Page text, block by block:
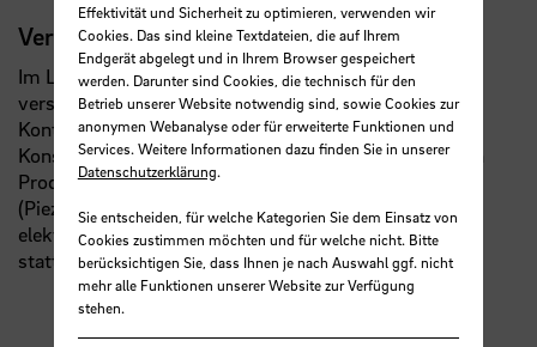
Veranstaltungen
Im Labor Konstruktion und Neue Aktorik finden
verschiedene Lehrveranstaltungen im
Kontext der technischen Mechanik, der mechanischen
Konstruktion, des technischen Zeichnens, der digitalen
Produktentwicklung sowie zur Neuen Aktorik
(Piezoaktoren, Formgedächtnisaktoren, magneto- und
elektrorheologische Aktoren, elektroaktive Polymere)
statt.
Effektivität und Sicherheit zu optimieren, verwenden wir
Cookies. Das sind kleine Textdateien, die auf Ihrem
Endgerät abgelegt und in Ihrem Browser gespeichert
werden. Darunter sind Cookies, die technisch für den
Betrieb unserer Website notwendig sind, sowie Cookies zur
anonymen Webanalyse oder für erweiterte Funktionen und
Services. Weitere Informationen dazu finden Sie in unserer
Datenschutzerklärung.
Sie entscheiden, für welche Kategorien Sie dem Einsatz von
Cookies zustimmen möchten und für welche nicht. Bitte
berücksichtigen Sie, dass Ihnen je nach Auswahl ggf. nicht
mehr alle Funktionen unserer Website zur Verfügung
stehen.